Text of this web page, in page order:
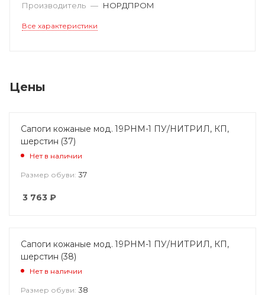
Производитель — НОРДПРОМ
Все характеристики
Цены
Сапоги кожаные мод. 19РНМ-1 ПУ/НИТРИЛ, КП,
шерстин (37)
Нет в наличии
Размер обуви: 37
3 763 ₽
Сапоги кожаные мод. 19РНМ-1 ПУ/НИТРИЛ, КП,
шерстин (38)
Нет в наличии
Размер обуви: 38